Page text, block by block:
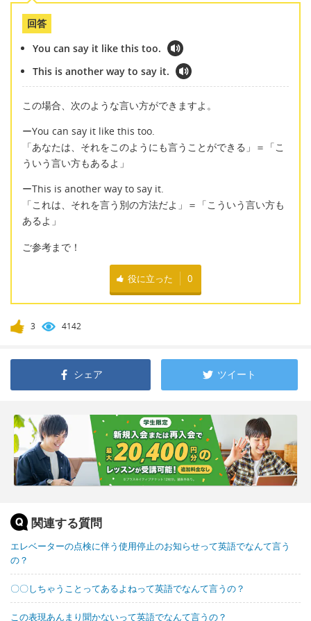
回答
You can say it like this too.
This is another way to say it.
この場合、次のような言い方ができますよ。
ーYou can say it like this too.
「あなたは、それをこのようにも言うことができる」＝「こ
ういう言い方もあるよ」
ーThis is another way to say it.
「これは、それを言う別の方法だよ」＝「こういう言い方も
あるよ」
ご参考まで！
役に立った 0
3 4142
シェア ツイート
関連する質問
エレベーターの点検に伴う使用停止のお知らせって英語でなんて言う
の？
〇〇しちゃうことってあるよねって英語でなんて言うの？
この表現あんまり聞かないって英語でなんて言うの？